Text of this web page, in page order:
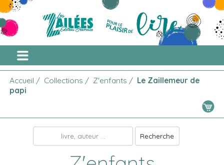
Accueil / Collections / Z'enfants / Le Zaillemeur de
papi